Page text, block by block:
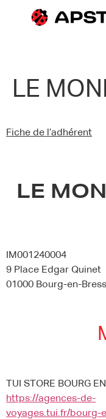
Qui sommes-nous ?
LE
Fiche de l’adhérent
LE
IM001240004
9 Place Edgar Quinet
01000 Bourg-en-
TUI STORE BOURG
https://agences-de-
voyages.tui.fr/bourg-